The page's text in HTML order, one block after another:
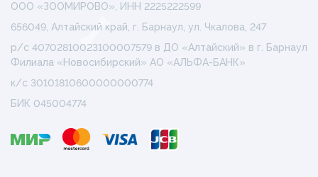
ООО «ЗООМИРОВО», ИНН 2225222599
656049, Алтайский край, г. Барнаул, ул. Чкалова, 247
р/с 40702810023100007579 в ДО «Алтайский» в г. Барнаул
Филиала «Новосибирский» АО «АЛЬФА-БАНК»
к/с 30101810600000000774
БИК 045004774